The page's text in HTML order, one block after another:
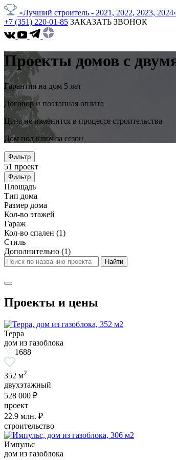
«Лучший строитель - 2021, 2022, 2023,
+7 (351) 220-01-85 ЗАКАЗАТЬ ЗВОНОК
Проекты домов с
Гарантия на дом 5 лет
Договор и поэтапная оплата
Цена не изменится в процессе строительства
Дом под ключ за сезон
Фильтр
51 проект
Фильтр
Площадь
Тип дома
Размер дома
Кол-во этажей
Гараж
Кол-во спален (1)
Стиль
Дополнительно (1)
Проекты и цены
Терра
дом из газоблока
1688
352 м2
двухэтажный
528 000 ₽
проект
22.9 млн. ₽
строительство
Импульс
дом из газоблока